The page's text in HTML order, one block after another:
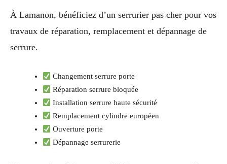
À Lamanon, bénéficiez d’un serrurier pas cher pour vos
travaux de réparation, remplacement et dépannage de
serrure.
Changement serrure porte
Réparation serrure bloquée
Installation serrure haute sécurité
Remplacement cylindre européen
Ouverture porte
Dépannage serrurerie